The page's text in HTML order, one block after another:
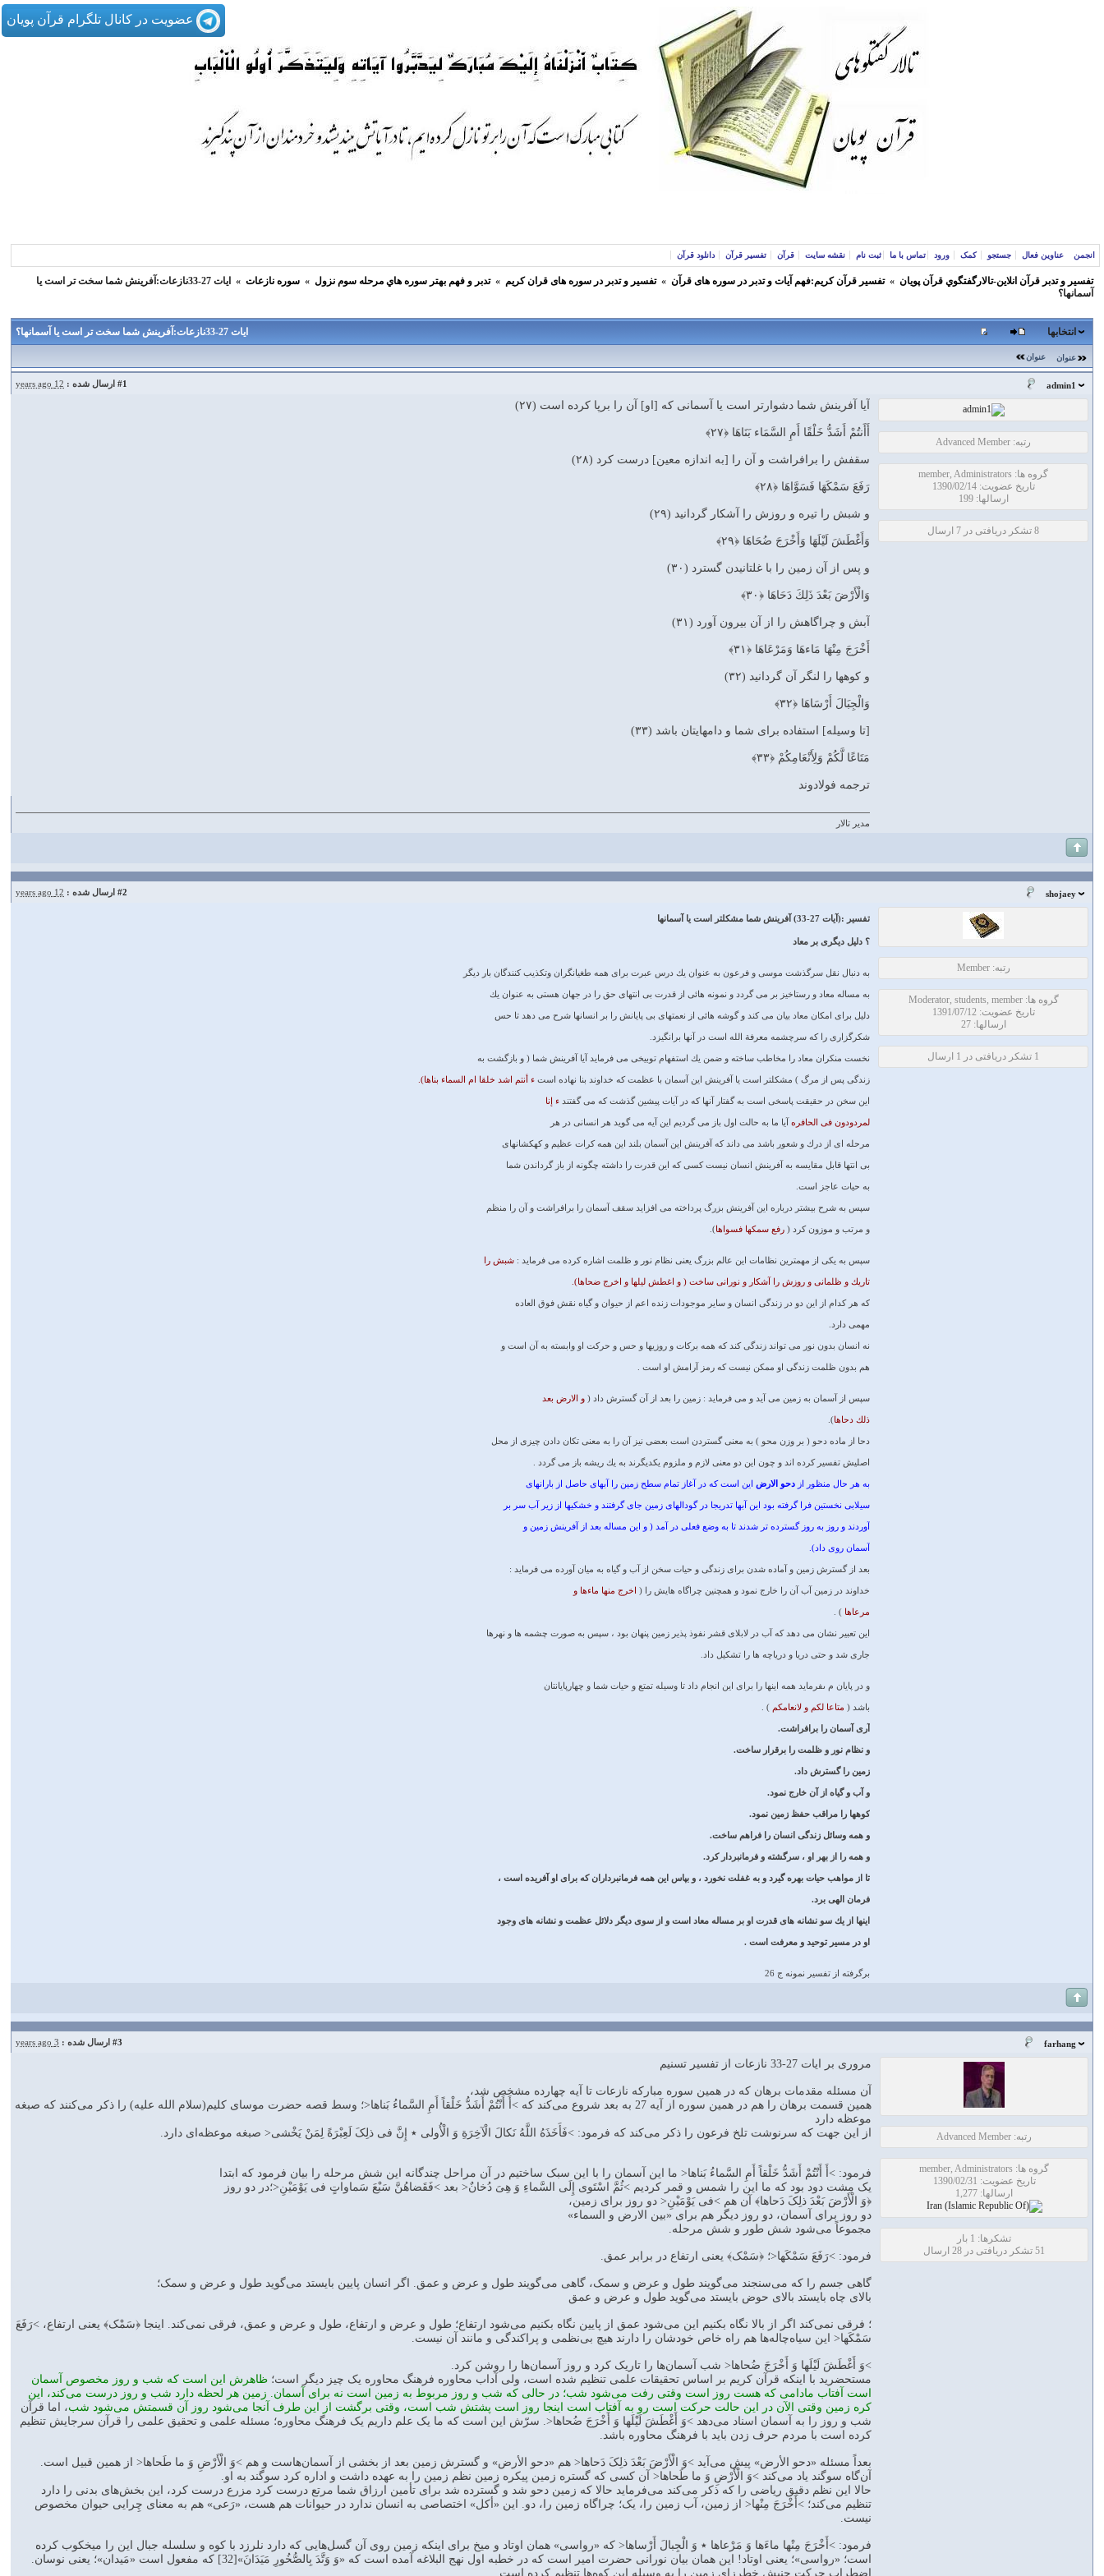
عضویت در کانال تلگرام قرآن پویان
انجمن عناوین فعال جستجو کمک ورود تماس با ما ثبت نام نقشه سایت قرآن تفسیر قرآن دانلود قرآن
تفسير و‌ تدبر قرآن انلاين-تالارگفتگوي قرآن پویان » تفسير قرآن كريم:فهم آيات و تدبر در سوره های قرآن » تفسير و تدبر در سوره های قران كريم » تدبر و فهم بهتر سوره هاي مرحله سوم نزول » سوره نازعات »
ایات 27-33نازعات:آفرینش شما سخت تر است یا
آسمانها؟
ایات 27-33نازعات:آفرینش شما سخت تر است یا آسمانها؟ انتخابها
عنوان عنوان
admin1
#1 ارسال شده : 12 years ago
رتبه: Advanced Member
گروه ها: member, Administrators
تاریخ عضویت: 1390/02/14
ارسالها: 199
8 تشکر دریافتی در 7 ارسال
آيا آفرينش شما دشوارتر است‏ يا آسمانى كه [او] آن را برپا كرده است (۲۷)
أَأَنتُمْ أَشَدُّ خَلْقًا أَمِ السَّمَاء بَنَاهَا ﴿۲۷﴾
سقفش را برافراشت و آن را [به اندازه معين] درست كرد (۲۸)
رَفَعَ سَمْكَهَا فَسَوَّاهَا ﴿۲۸﴾
و شبش را تيره و روزش را آشكار گردانيد (۲۹)
وَأَغْطَشَ لَيْلَهَا وَأَخْرَجَ ضُحَاهَا ﴿۲۹﴾
و پس از آن زمين را با غلتانيدن گسترد (۳۰)
وَالْأَرْضَ بَعْدَ ذَلِكَ دَحَاهَا ﴿۳۰﴾
آبش و چراگاهش را از آن بيرون آورد (۳۱)
أَخْرَجَ مِنْهَا مَاءهَا وَمَرْعَاهَا ﴿۳۱﴾
و كوهها را لنگر آن گردانيد (۳۲)
وَالْجِبَالَ أَرْسَاهَا ﴿۳۲﴾
[تا وسيله] استفاده براى شما و دامهايتان باشد (۳۳)
مَتَاعًا لَّكُمْ وَلِأَنْعَامِكُمْ ﴿۳۳﴾
ترجمه فولادوند
مدیر تالار
shojaey
#2 ارسال شده : 12 years ago
رتبه: Member
گروه ها: Moderator, students, member
تاریخ عضویت: 1391/07/12
ارسالها: 27
1 تشکر دریافتی در 1 ارسال
تفسير :(آیات 27-33) آفرينش شما مشكلتر است يا آسمانها
؟ دليل ديگرى بر معاد
به دنبال نقل سرگذشت موسى و فرعون به عنوان يك درس عبرت براى همه طغيانگران وتكذيب كنندگان بار ديگر
به مساله معاد و رستاخيز بر مى‏ گردد و نمونه ‏هائى از قدرت بى ‏انتهاى حق را در جهان هستى به عنوان يك
دليل براى امكان معاد بيان مى ‏كند و گوشه‏ هائى از نعمتهاى بى ‏پايانش را بر انسانها شرح مى ‏دهد تا حس
شكرگزارى را كه سرچشمه معرفة الله است در آنها برانگيزد.
نخست منكران معاد را مخاطب ساخته و ضمن يك استفهام توبيخى مى ‏فرمايد آيا آفرينش شما ( و بازگشت به
زندگى پس از مرگ ) مشكلتر است يا آفرينش اين آسمان با عظمت كه خداوند بنا نهاده است ء أنتم اشد خلقا ام السماء بناها).
اين سخن در حقيقت پاسخى است به گفتار آنها كه در آيات پيشين گذشت كه مى‏ گفتند ء إنا
لمردودون فى الحافره آيا ما به حالت اول باز مى ‏گرديم اين آيه مى‏ گويد هر انسانى در هر
مرحله ‏اى از درك و شعور باشد مى ‏داند كه آفرينش اين آسمان بلند اين همه كرات عظيم و كهكشانهاى
بى‏ انتها قابل مقايسه به آفرينش انسان نيست كسى كه اين قدرت را داشته چگونه از باز گرداندن شما
به حيات عاجز است.
سپس به شرح بيشتر درباره اين آفرينش بزرگ پرداخته مى‏ افزايد سقف آسمان را برافراشت و آن را منظم
و مرتب و موزون كرد ( رفع سمكها فسواها).
سپس به يكى از مهمترين نظامات اين عالم بزرگ يعنى نظام نور و ظلمت اشاره كرده مى ‏فرمايد : شبش را
تاريك و ظلمانى و روزش را آشكار و نورانى ساخت ( و اغطش ليلها و اخرج ضحاها).
كه هر كدام از اين دو در زندگى انسان و ساير موجودات زنده اعم از حيوان و گياه نقش فوق العاده
مهمى دارد.
نه انسان بدون نور مى ‏تواند زندگى كند كه همه بركات و روزيها و حس و حركت او وابسته به آن است و
هم بدون ظلمت زندگى او ممكن نيست كه رمز آرامش او است .
سپس از آسمان به زمين مى ‏آيد و مى ‏فرمايد : زمين را بعد از آن گسترش داد ( و الارض بعد
ذلك دحاها).
دحا از ماده دحو ( بر وزن محو ) به معنى گستردن است بعضى نيز آن را به معنى تكان دادن چيزى از محل
اصليش تفسير كرده ‏اند و چون اين دو معنى لازم و ملزوم يكديگرند به يك ريشه باز مى ‏گردد .
به هر حال منظور از دحو الارض اين است كه در آغاز تمام سطح زمين را آبهاى حاصل از بارانهاى
سيلابى نخستين فرا گرفته بود اين آبها تدريجا در گودالهاى زمين جاى گرفتند و خشكيها از زير آب سر بر
آوردند و روز به روز گسترده ‏تر شدند تا به وضع فعلى در آمد ( و اين مساله بعد از آفرينش زمين و
آسمان روى داد).
بعد از گسترش زمين و آماده شدن براى زندگى و حيات سخن از آب و گياه به ميان آورده مى ‏فرمايد :
خداوند در زمين آب آن را خارج نمود و همچنين چراگاه هايش را ( اخرج منها ماءها و
مرعاها ) .
اين تعبير نشان مى ‏دهد كه آب در لابلاى قشر نفوذ پذير زمين پنهان بود ، سپس به صورت چشمه ‏ها و نهرها
جارى شد و حتى دريا و درياچه ‏ها را تشكيل داد.
و در پايان م ى‏فرمايد همه اينها را براى اين انجام داد تا وسيله تمتع و حيات شما و چهارپايانتان
باشد ( متاعا لكم و لانعامكم ) .
آرى آسمان را برافراشت.
و نظام نور و ظلمت را برقرار ساخت.
زمين را گسترش داد.
و آب و گياه از آن خارج نمود.
كوهها را مراقب حفظ زمين نمود.
و همه وسائل زندگى انسان را فراهم ساخت.
و همه را از بهر او ، سرگشته و فرمانبردار كرد.
تا از مواهب حيات بهره گيرد و به غفلت نخورد ، و بپاس اين همه فرمانبرداران كه براى او آفريده است ،
فرمان الهى برد.
اينها از يك سو نشانه ‏هاى قدرت او بر مساله معاد است و از سوى ديگر دلائل عظمت و نشانه ‏هاى وجود
او در مسير توحيد و معرفت است .
برگرفته از تفسیر نمونه ج 26
farhang
#3 ارسال شده : 3 years ago
رتبه: Advanced Member
گروه ها: member, Administrators
تاریخ عضویت: 1390/02/31
ارسالها: 1,277
تشکرها: 1 بار
51 تشکر دریافتی در 28 ارسال
مروری بر ایات 27-33 نازعات از تفسیر تسنیم
آن مسئله مقدمات برهان که در همین سوره مبارکه نازعات تا آیه چهارده مشخص شد،
همین قسمت برهان را هم در همین سوره از آیه 27 به بعد شروع می‌کند که >أَ أَنْتُمْ أَشَدُّ خَلْقاً أَمِ السَّماءُ بَناها<؛ وسط قصه حضرت موسای کلیم(سلام الله علیه) را ذکر می‌کنند که صبغه
موعظه دارد
از این جهت که سرنوشت تلخ فرعون را ذکر می‌کند که فرمود: >فَأَخَذَهُ اللَّهُ نَکالَ الْآخِرَةِ وَ الْأُولی‏ ٭ إِنَّ فی‏ ذلِکَ لَعِبْرَةً لِمَنْ یَخْشی< صبغه موعظه‌ای دارد.
فرمود: >أَ أَنْتُمْ أَشَدُّ خَلْقاً أَمِ السَّماءُ بَناها< ما این آسمان را با این سبک ساختیم در آن مراحل چندگانه این شش مرحله را بیان فرمود که ابتدا
یک مشت دود بود که ما این را شمس و قمر کردیم >ثُمَّ اسْتَوی‏ إِلَی السَّماءِ وَ هِیَ دُخانٌ< بعد >فَقَضاهُنَّ سَبْعَ سَماواتٍ فی‏ یَوْمَیْنِ<؛در دو روز
﴿وَ الْأَرْضَ بَعْدَ ذلِکَ دَحاها﴾ آن هم >فی‏ یَوْمَیْنِ< دو روز برای زمین،
دو روز برای آسمان، دو روز دیگر هم برای «بین الارض و السماء»
مجموعاً می‌شود شش طور و شش مرحله.
فرمود: >رَفَعَ سَمْکَها<؛ ﴿سَمْک﴾ یعنی ارتفاع در برابر عمق.
گاهی جسم را که می‌سنجند می‌گویند طول و عرض و سمک، گاهی می‌گویند طول و عرض و عمق. اگر انسان پایین بایستد می‌گوید طول و عرض و سمک؛
بالای چاه بایستد بالای حوض بایستد می‌گوید طول و عرض و عمق
؛ فرقی نمی‌کند اگر از بالا نگاه بکنیم این می‌شود عمق از پایین نگاه بکنیم می‌شود ارتفاع؛ طول و عرض و ارتفاع، طول و عرض و عمق، فرقی نمی‌کند. اینجا ﴿سَمْک﴾ یعنی ارتفاع، >رَفَعَ
سَمْکَها< این سیاه‌چاله‌ها هم راه خاص خودشان را دارند هیچ بی‌نظمی و پراکندگی و مانند آن نیست.
>وَ أَغْطَشَ لَیْلَها وَ أَخْرَجَ ضُحاها< شب آسمان‌ها را تاریک کرد و روز آسمان‌ها را روشن کرد.
مستحضرید با اینکه قرآن کریم بر اساس تحقیقات علمی تنظیم شده است، ولی آداب محاوره فرهنگ محاوره یک چیز دیگر است؛ ظاهرش این است که شب و روز مخصوص آسمان
است آفتاب مادامی که هست روز است وقتی رفت می‌شود شب؛ در حالی که شب و روز مربوط به زمین است نه برای آسمان. زمین هر لحظه دارد شب و روز درست می‌کند، این
کره زمین وقتی الآن در این حالت حرکت است رو به آفتاب است اینجا روز است پشتش شب است، وقتی برگشت از این طرف آنجا می‌شود روز آن قسمتش می‌شود شب، اما قرآن
شب و روز را به آسمان اسناد می‌دهد >وَ أَغْطَشَ لَیْلَها وَ أَخْرَجَ ضُحاها<. سرّش این است که ما یک علم داریم یک فرهنگ محاوره؛ مسئله علمی و تحقیق علمی را قرآن سرجایش تنظیم
کرده است با مردم حرف زدن باید با فرهنگ محاوره باشد.
بعداً مسئله «دحو الأرض» پیش می‌آید >وَ الْأَرْضَ بَعْدَ ذلِکَ دَحاها< هم «دحو الأرض» و گسترش زمین بعد از بخشی از آسمان‌هاست و هم >وَ الْأَرْضِ وَ ما طَحاها< از همین قبیل است.
آن‌گاه سوگند یاد می‌کند >وَ الْأَرْضِ وَ ما طَحاها< آن کسی که گستره زمین پیکره زمین نظم زمین را به عهده داشت و اداره کرد سوگند به او.
حالا این نظم دقیق ریاضی را که ذکر می‌کند می‌فرماید حالا که زمین دحو شد و گسترده شد برای تأمین ارزاق شما مرتع درست کرد مزرع درست کرد، این بخش‌های بدنی را دارد
تنظیم می‌کند؛ >أَخْرَجَ مِنْها< از زمین، آب زمین را، یک؛ چراگاه زمین را، دو. این «أکل» اختصاصی به انسان ندارد در حیوانات هم هست، «رَعی» هم به معنای چِرایی حیوان مخصوص
نیست.
فرمود: >أَخْرَجَ مِنْها ماءَها وَ مَرْعاها ٭ وَ الْجِبالَ أَرْساها< که «رواسی» همان اوتاد و میخ برای اینکه زمین روی آن گسل‌هایی که دارد نلرزد با کوه و سلسله جبال این را میخکوب کرده
است؛ «رواسی»؛ یعنی اوتاد! این همان بیان نورانی حضرت امیر است که در خطبه اول نهج البلاغه آمده است که «وَ وَتَّدَ بِالصُّخُورِ مَیَدَانَ»[32] که مفعول است «مَیدان»؛ یعنی نوسان.
اضطرابِ حرکتِ جنبشِ خطرزایِ زمین را به وسیله این کوه‌ها تنظیم کرده است